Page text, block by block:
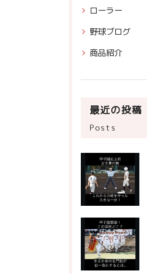
ローラー
野球ブログ
商品紹介
最近の投稿
Posts